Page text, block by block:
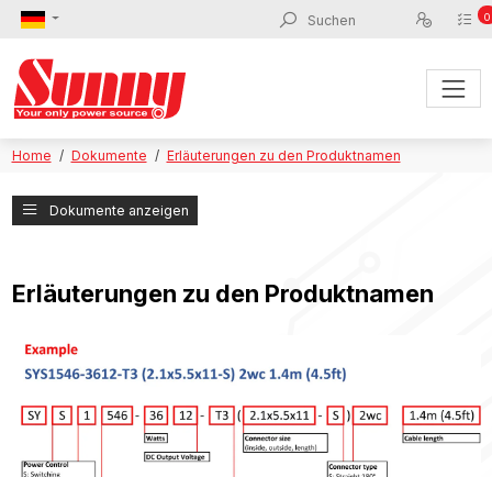
0
Home Dokumente Erläuterungen zu den Produktnamen
Dokumente anzeigen
Erläuterungen zu den Produktnamen